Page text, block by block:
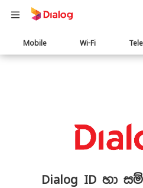
Main
navigation
Mobile Wi-Fi
Dialog ID හා